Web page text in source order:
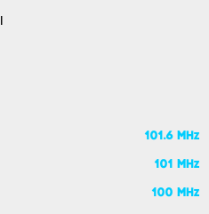
101.6 MHz
101 MHz
100 MHz